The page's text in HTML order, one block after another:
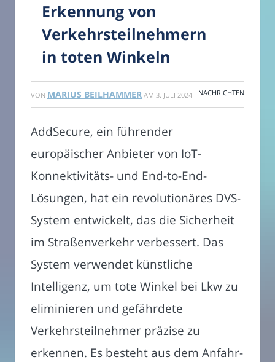
Erkennung von
Verkehrsteilnehmern
in toten Winkeln
VON MARIUS BEILHAMMER AM 3. JULI 2024 NACHRICHTEN
AddSecure, ein führender
europäischer Anbieter von IoT-
Konnektivitäts- und End-to-End-
Lösungen, hat ein revolutionäres DVS-
System entwickelt, das die Sicherheit
im Straßenverkehr verbessert. Das
System verwendet künstliche
Intelligenz, um tote Winkel bei Lkw zu
eliminieren und gefährdete
Verkehrsteilnehmer präzise zu
erkennen. Es besteht aus dem Anfahr-